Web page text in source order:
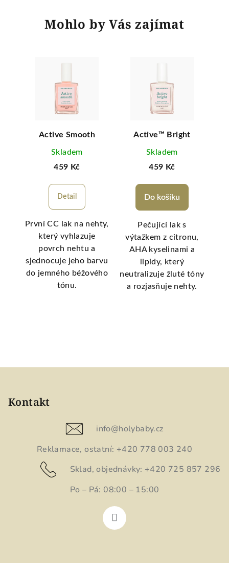
Mohlo by Vás zajímat
Active Smooth
Skladem
459 Kč
Detail
První CC lak na nehty,
který vyhlazuje
povrch nehtu a
sjednocuje jeho barvu
do jemného béžového
tónu.
Active™ Bright
Skladem
459 Kč
Do košíku
Pečující lak s
výtažkem z citronu,
AHA kyselinami a
lipidy, který
neutralizuje žluté tóny
a rozjasňuje nehty.
Kontakt
info@holybaby.cz
Reklamace, ostatní: +420 778 003 240
Sklad, objednávky: +420 725 857 296
Po – Pá: 08:00 – 15:00